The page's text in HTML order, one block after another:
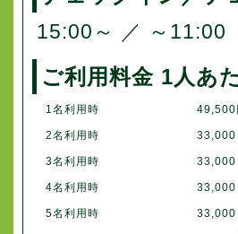
15:00～ ／ ～11:00
ご利用料金 1人あ
1名利用時 49,500
2名利用時 33,000
3名利用時 33,000
4名利用時 33,000
5名利用時 33,000